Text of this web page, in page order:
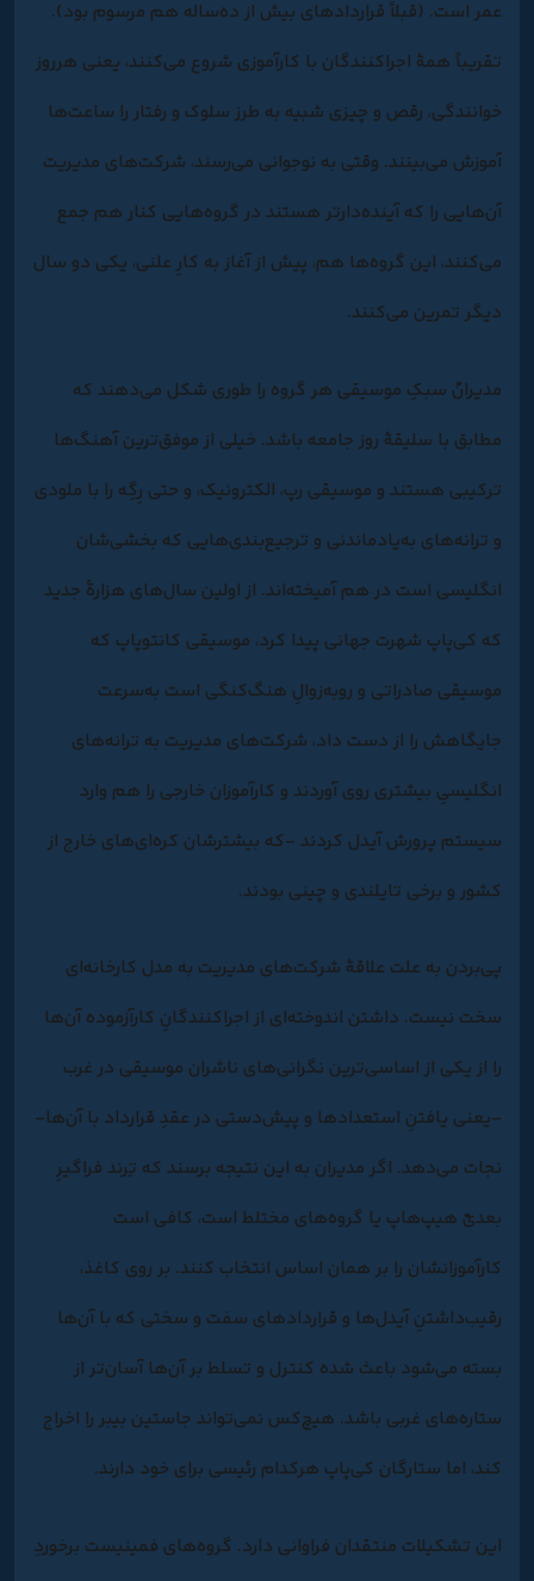
عمر است. (قبلاً قراردادهای بیش از ده‌ساله هم مرسوم بود).
تقریباً همۀ اجراکنندگان با کارآموزی شروع می‌کنند، یعنی هرروز
خوانندگی، رقص و چیزی شبیه به طرز سلوک و رفتار را ساعت‌ها
آموزش می‌بینند. وقتی به نوجوانی می‌رسند، شرکت‌های مدیریت
آن‌هایی را که آینده‌دارتر هستند در گروه‌هایی کنار هم جمع
می‌کنند، این گروه‌ها هم، پیش از آغاز به کارِ علنی، یکی‌ دو سال
دیگر تمرین می‌کنند.
مدیرانْ سبکِ موسیقی هر گروه را طوری شکل می‌دهند که
مطابق با سلیقۀ روز جامعه باشد. خیلی از موفق‌ترین آهنگ‌ها
ترکیبی هستند و موسیقی رپ، الکترونیک، و حتی رِگِه را با ملودی
و ترانه‌های به‌یادماندنی و ترجیع‌بندی‌هایی که بخشی‌شان
انگلیسی است در هم آمیخته‌اند. از اولین سال‌های هزارۀ جدید
که کی‌پاپ شهرت جهانی پیدا کرد، موسیقی کانتوپاپ که
موسیقی صادراتی و روبه‌زوالِ هنگ‌کنگی است به‌سرعت
جایگاهش را از دست داد، شرکت‌های مدیریت به ترانه‌های
انگلیسیِ بیشتری روی آوردند و کارآموزان خارجی را هم وارد
سیستم پرورش آیدل کردند -که بیشترشان کره‌ای‌های خارج از
کشور و برخی تایلندی و چینی بودند.
پی‌بردن به علت علاقۀ شرکت‌های مدیریت به مدل کارخانه‌ای
سخت نیست. داشتن اندوخته‌ای از اجراکنندگانِ کارآزموده آن‌ها
را از یکی از اساسی‌ترین نگرانی‌های ناشران موسیقی در غرب
-یعنی یافتنِ استعدادها و پیش‌دستی در عقدِ قرارداد با آن‌ها-
نجات می‌دهد. اگر مدیران به این نتیجه برسند که تِرند فراگیرِ
بعدیْ هیپ‌هاپ یا گروه‌های مختلط است، کافی است
کارآموزانشان را بر همان اساس انتخاب کنند. بر روی کاغذ،
رقیب‌داشتنِ آیدل‌ها و قراردادهای سفت و سختی که با آن‌ها
بسته می‌شود باعث شده کنترل و تسلط بر آن‌ها آسان‌تر از
ستاره‌های غربی باشد. هیچ‌کس نمی‌تواند جاستین بیبر را اخراج
کند، اما ستارگان کی‌پاپ هرکدام رئیسی برای خود دارند.
این تشکیلات منتقدان فراوانی دارد. گروه‌های فمینیست برخوردِ